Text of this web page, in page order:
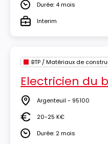
DuréeDurée: 4 mois
TypeInterim
Electricien du
Lieu Argenteuil - 95100
Salaire20-25 K€
DuréeDurée: 2 mois